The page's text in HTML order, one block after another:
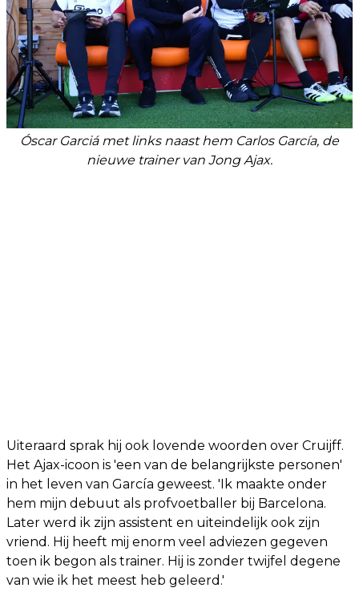
Óscar Garciá met links naast hem Carlos García, de
nieuwe trainer van Jong Ajax.
Uiteraard sprak hij ook lovende woorden over Cruijff.
Het Ajax-icoon is 'een van de belangrijkste personen'
in het leven van García geweest. 'Ik maakte onder
hem mijn debuut als profvoetballer bij Barcelona.
Later werd ik zijn assistent en uiteindelijk ook zijn
vriend. Hij heeft mij enorm veel adviezen gegeven
toen ik begon als trainer. Hij is zonder twijfel degene
van wie ik het meest heb geleerd.'